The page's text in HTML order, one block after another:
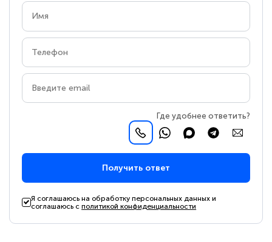
Где удобнее ответить?
Получить ответ
Я соглашаюсь на обработку персональных данных и
соглашаюсь сполитикой конфиденциальности